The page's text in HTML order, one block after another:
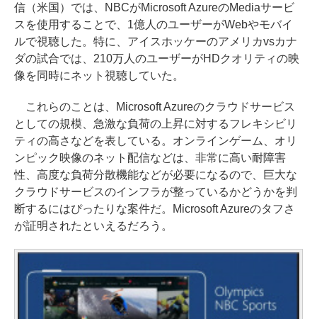
信（米国）では、NBCがMicrosoft AzureのMediaサービ
スを使用することで、1億人のユーザーがWebやモバイ
ルで視聴した。特に、アイスホッケーのアメリカvsカナ
ダの試合では、210万人のユーザーがHDクオリティの映
像を同時にネット視聴していた。
これらのことは、Microsoft Azureのクラウドサービス
としての規模、急激な負荷の上昇に対するフレキシビリ
ティの高さなどを表している。オンラインゲーム、オリ
ンピック映像のネット配信などは、非常に高い耐障害
性、高度な負荷分散機能などが必要になるので、巨大な
クラウドサービスのインフラが整っているかどうかを判
断するにはぴったりな案件だ。Microsoft Azureのタフさ
が証明されたといえるだろう。